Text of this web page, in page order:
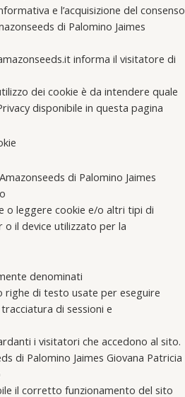
e l’acquisizione del consenso
di Palomino Jaimes
informa il visitatore di
dei cookie è da intendere quale
disponibile in questa pagina
di Palomino Jaimes
leggere cookie e/o altri tipi di
il device utilizzato per la
denominati
righe di testo usate per eseguire
di sessioni e
i visitatori che accedono al sito.
di Palomino Jaimes Giovana Patricia
il corretto funzionamento del sito